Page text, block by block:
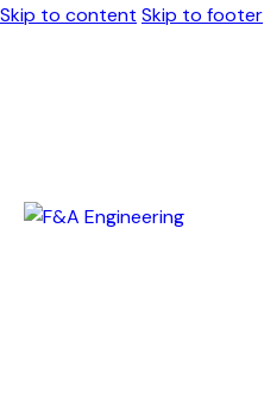
Skip to content Skip to footer